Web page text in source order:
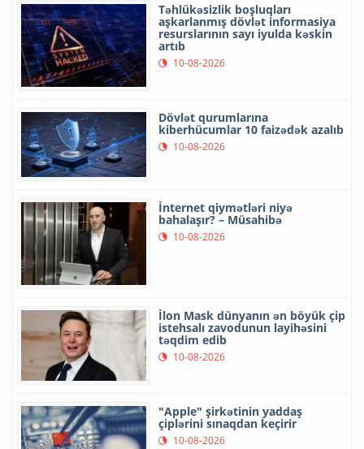
Təhlükəsizlik boşluqları
aşkarlanmış dövlət informasiya
resurslarının sayı iyulda kəskin
artıb
10-08-2026
Dövlət qurumlarına
kiberhücumlar 10 faizədək azalıb
10-08-2026
İnternet qiymətləri niyə
bahalaşır? – Müsahibə
10-08-2026
İlon Mask dünyanın ən böyük çip
istehsalı zavodunun layihəsini
təqdim edib
10-08-2026
"Apple" şirkətinin yaddaş
çiplərini sınaqdan keçirir
10-08-2026